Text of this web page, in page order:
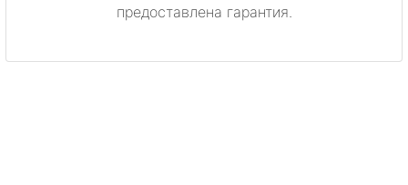
предоставлена гарантия.